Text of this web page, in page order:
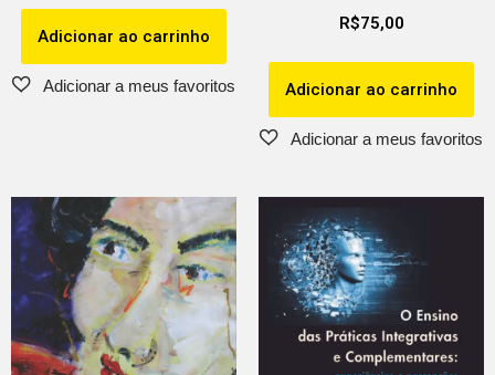
Adicionar ao carrinho
R$75,00
Adicionar ao carrinho